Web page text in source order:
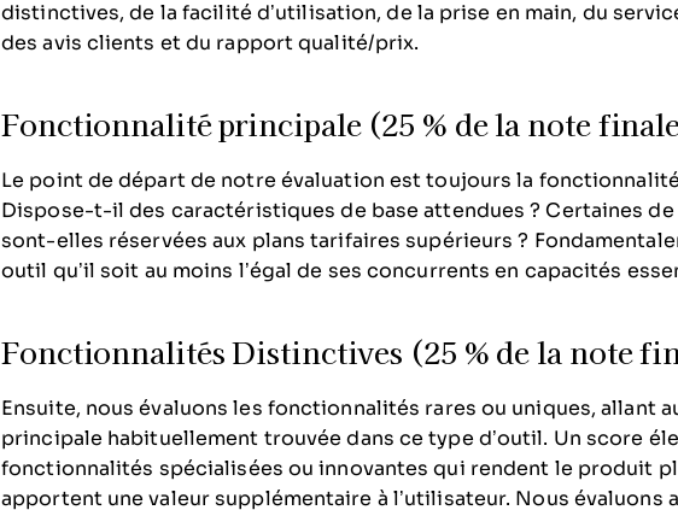
distinctives, de la facilité d’utilisation, de la prise en main, du
des avis clients et du rapport qualité/prix.
Fonctionnalité principale (25 % de la note
Le point de départ de notre évaluation est toujours la
Dispose-t-il des caractéristiques de base attendues ? Certaines
sont-elles réservées aux plans tarifaires supérieurs ?
outil qu’il soit au moins l’égal de ses concurrents en capacités
Fonctionnalités Distinctives (25 % de la note
Ensuite, nous évaluons les fonctionnalités rares ou uniques, allant
principale habituellement trouvée dans ce type d’outil. Un score
fonctionnalités spécialisées ou innovantes qui rendent le produit
apportent une valeur supplémentaire à l’utilisateur. Nous évaluons